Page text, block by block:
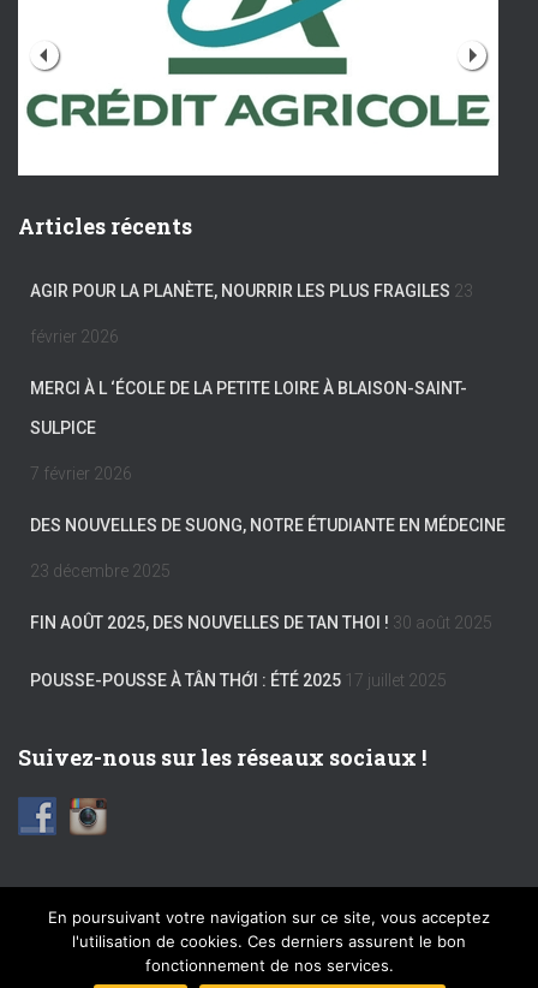
Articles récents
AGIR POUR LA PLANÈTE, NOURRIR LES PLUS FRAGILES 23
février 2026
MERCI À L ‘ÉCOLE DE LA PETITE LOIRE À BLAISON-SAINT-
SULPICE
7 février 2026
DES NOUVELLES DE SUONG, NOTRE ÉTUDIANTE EN MÉDECINE
23 décembre 2025
FIN AOÛT 2025, DES NOUVELLES DE TAN THOI ! 30 août 2025
POUSSE-POUSSE À TÂN THỚI : ÉTÉ 2025 17 juillet 2025
Suivez-nous sur les réseaux sociaux !
FACEBOOK INSTAGRAM MENTIONS LÉGALES
En poursuivant votre navigation sur ce site, vous acceptez
l'utilisation de cookies. Ces derniers assurent le bon
fonctionnement de nos services.